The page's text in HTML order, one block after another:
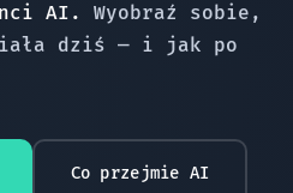
AI.
Wyobraź sobie,
dziś — i jak po
Co przejmie AI